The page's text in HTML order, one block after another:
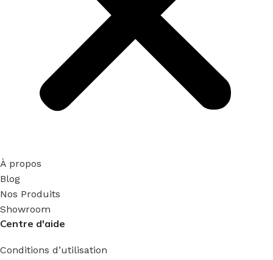
À propos
Blog
Nos Produits
Showroom
Centre d'aide
Conditions d’utilisation